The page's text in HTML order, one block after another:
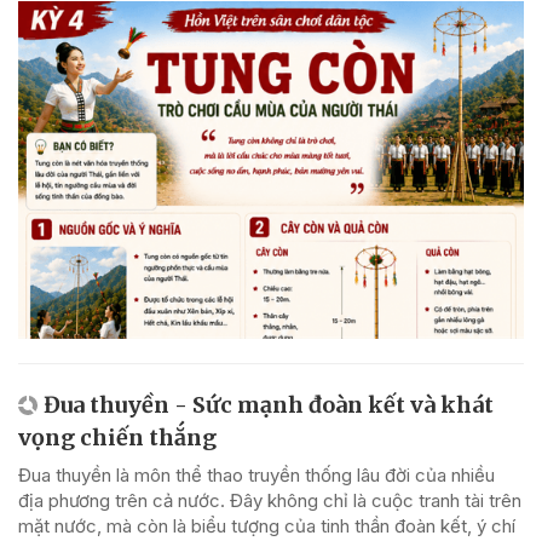
Đua thuyền - Sức mạnh đoàn kết và khát
vọng chiến thắng
Đua thuyền là môn thể thao truyền thống lâu đời của nhiều
địa phương trên cả nước. Đây không chỉ là cuộc tranh tài trên
mặt nước, mà còn là biểu tượng của tinh thần đoàn kết, ý chí